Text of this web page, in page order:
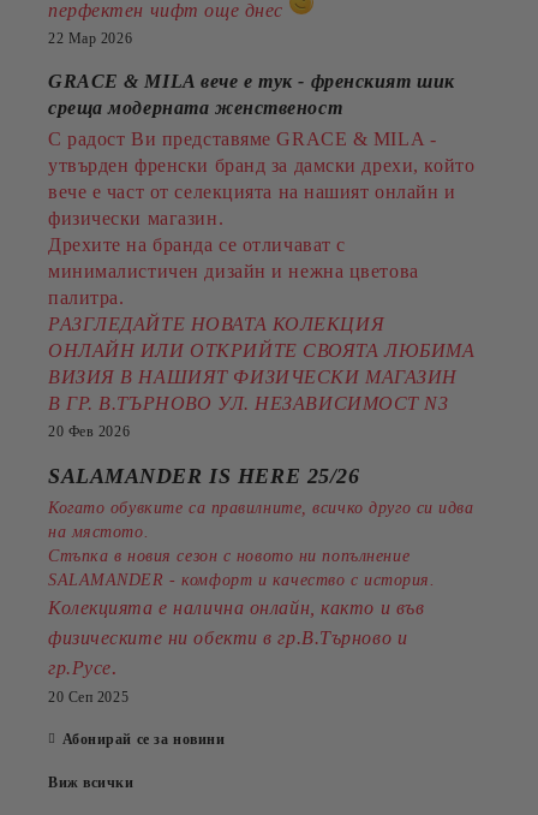
перфектен чифт още днес
22 Мар 2026
GRACE & MILA вече е тук - френският шик
среща модерната женственост
С радост Ви представяме GRACE & MILA -
утвърден френски бранд за дамски дрехи, който
вече е част от селекцията на нашият онлайн и
физически магазин.
Дрехите на бранда се отличават с
минималистичен дизайн и нежна цветова
палитра.
РАЗГЛЕДАЙТЕ НОВАТА КОЛЕКЦИЯ
ОНЛАЙН ИЛИ ОТКРИЙТЕ СВОЯТА ЛЮБИМА
ВИЗИЯ В НАШИЯТ ФИЗИЧЕСКИ МАГАЗИН
В ГР. В.ТЪРНОВО УЛ. НЕЗАВИСИМОСТ N3
20 Фев 2026
SALAMANDER IS HERE 25/26
Когато обувките са правилните, всичко друго си идва
на мястото.
Стъпка в новия сезон с новото ни попълнение
SALAMANDER - комфорт и качество с история.
Колекцията е налична онлайн, както и във
физическите ни обекти в гр.В.Търново и
гр.Русе.
20 Сеп 2025
Абонирай се за новини
Виж всички